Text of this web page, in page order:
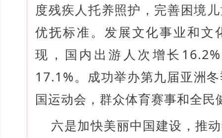
度残疾人托养照护，完善困境
优抚标准。发展文化事业和文
现，国内出游人次增长
17.1%。成功举办第九届亚洲
国运动会，群众体育赛事和全民
六是加快美丽中国建设，推